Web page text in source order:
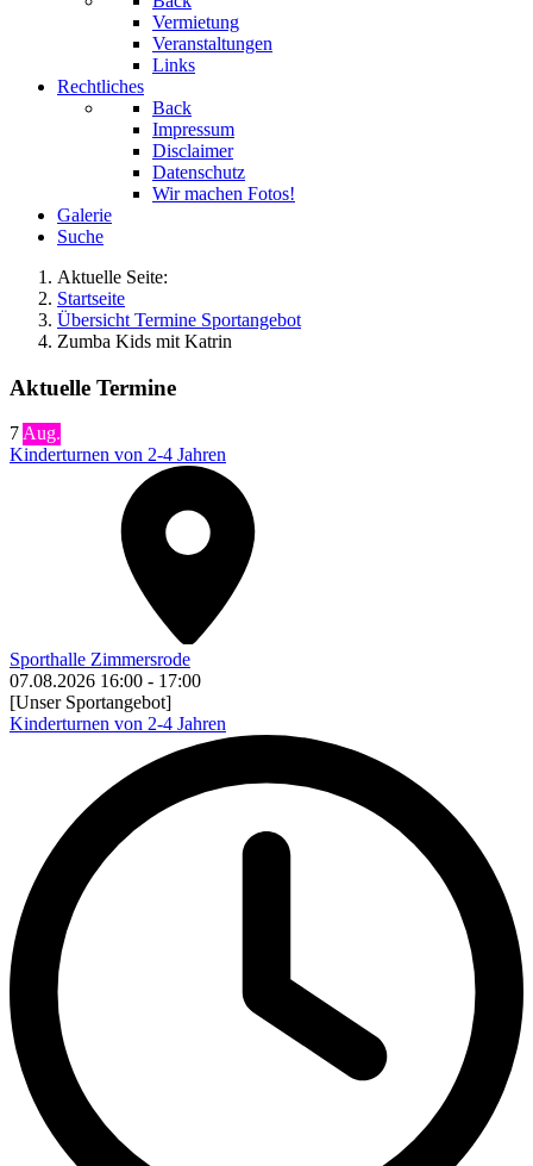
Vermietung
Veranstaltungen
Links
Rechtliches
Back
Impressum
Disclaimer
Datenschutz
Wir machen Fotos!
Galerie
Suche
Aktuelle Seite:
Startseite
Übersicht Termine Sportangebot
Zumba Kids mit Katrin
Aktuelle Termine
7Aug.
Kinderturnen von 2-4 Jahren
Sporthalle Zimmersrode
07.08.2026 16:00 - 17:00
[Unser Sportangebot]
Kinderturnen von 2-4 Jahren